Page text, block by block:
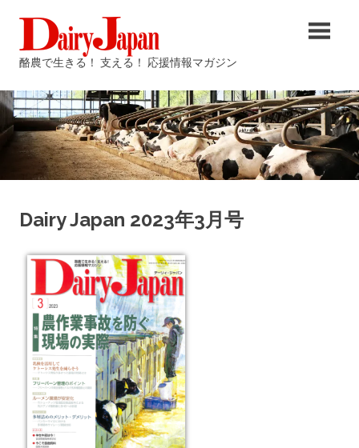
へ
ス
プ
農
雑
誌
Dairy
Japan
酪農で生きる！ 支える！ 応援情報マガジン
Dairy Japan 2023年3月号